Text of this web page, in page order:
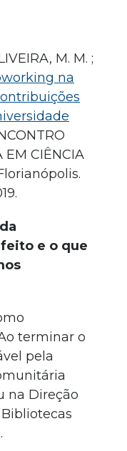
M. M. ;
na
EM CIÊNCIA
e o que
terminar o
pela
na Direção